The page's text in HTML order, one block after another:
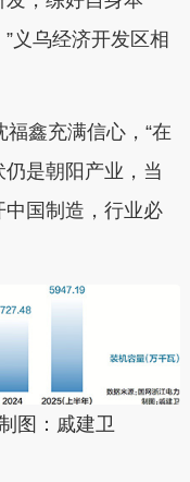
义乌经济开发区相
鑫充满信心，“在
是朝阳产业，当
国制造，行业必
图：戚建卫